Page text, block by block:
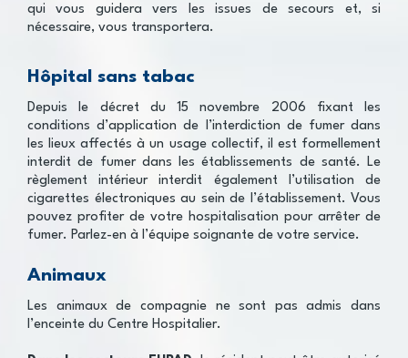
qui vous guidera vers les issues de secours et, si
nécessaire, vous transportera.
Hôpital sans tabac
Depuis le décret du 15 novembre 2006 fixant les
conditions d’application de l’interdiction de fumer dans
les lieux affectés à un usage collectif, il est formellement
interdit de fumer dans les établissements de santé. Le
règlement intérieur interdit également l’utilisation de
cigarettes électroniques au sein de l’établissement. Vous
pouvez profiter de votre hospitalisation pour arrêter de
fumer. Parlez-en à l’équipe soignante de votre service.
Animaux
Les animaux de compagnie ne sont pas admis dans
l’enceinte du Centre Hospitalier.